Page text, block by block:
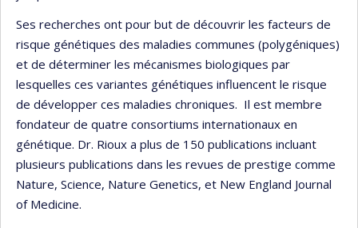
Ses recherches ont pour but de découvrir les facteurs de
risque génétiques des maladies communes (polygéniques)
et de déterminer les mécanismes biologiques par
lesquelles ces variantes génétiques influencent le risque
de développer ces maladies chroniques. Il est membre
fondateur de quatre consortiums internationaux en
génétique. Dr. Rioux a plus de 150 publications incluant
plusieurs publications dans les revues de prestige comme
Nature, Science, Nature Genetics, et New England Journal
of Medicine.